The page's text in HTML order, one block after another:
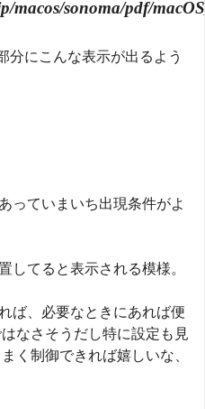
macos/sonoma/pdf/
分にこんな表示が出るよう
っていまいち出現条件がよ
してると表示される模様。
ば、必要なときにあれば便
なさそうだし特に設定も見
く制御できれば嬉しいな、